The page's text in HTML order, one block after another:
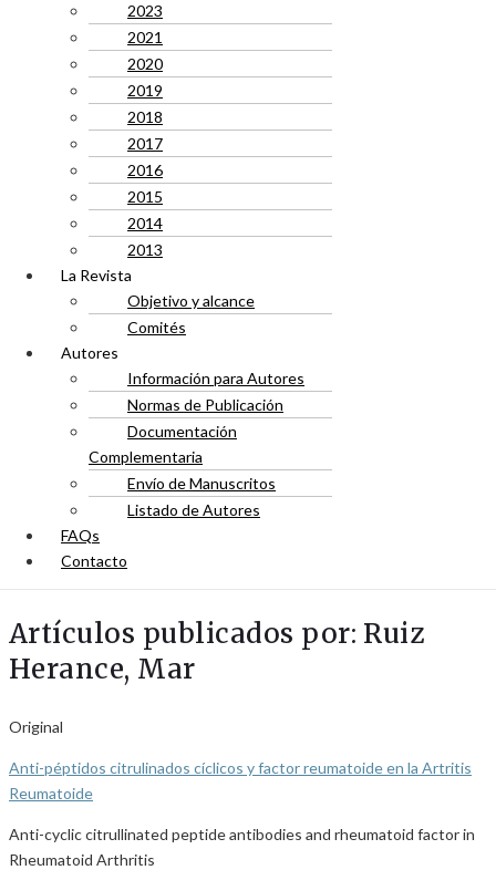
2023
2021
2020
2019
2018
2017
2016
2015
2014
2013
La Revista
Objetivo y alcance
Comités
Autores
Información para Autores
Normas de Publicación
Documentación
Complementaria
Envío de Manuscritos
Listado de Autores
FAQs
Contacto
Artículos publicados por: Ruiz
Herance, Mar
Original
Anti-péptidos citrulinados cíclicos y factor reumatoide en la Artritis
Reumatoide
Anti-cyclic citrullinated peptide antibodies and rheumatoid factor in
Rheumatoid Arthritis